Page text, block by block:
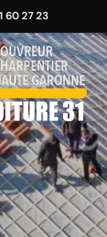
60 27 23